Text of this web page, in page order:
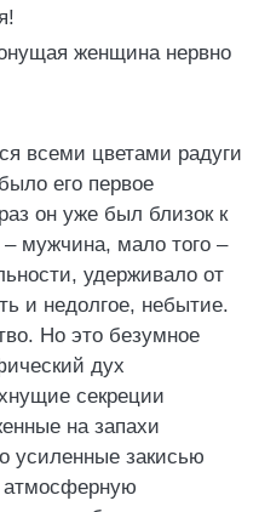
женщина нервно
всеми цветами радуги
его первое
он уже был близок к
мужчина, мало того –
удерживало от
и недолгое, небытие.
Но это безумное
дух
секреции
на запахи
усиленные закисью
атмосферную